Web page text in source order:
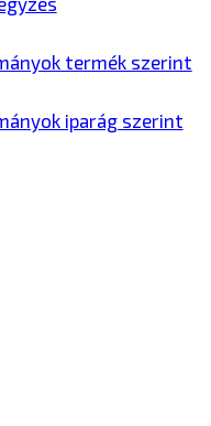
termék szerint
iparág szerint